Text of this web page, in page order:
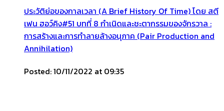
ประวัติย่อของกาลเวลา (A Brief History Of Time) โดย สตี
เฟน ฮอว์คิง#51 บทที่ 8 กำเนิดและชะตากรรมของจักรวาล :
การสร้างและการทำลายล้างอนุภาค (Pair Production and
Annihilation)
Posted: 10/11/2022 at 09:35